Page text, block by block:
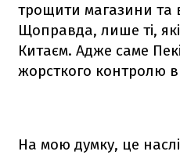
трощити магазини та
Щоправда, лише ті,
Китаєм. Адже саме
жорсткого контролю в
На мою думку, це